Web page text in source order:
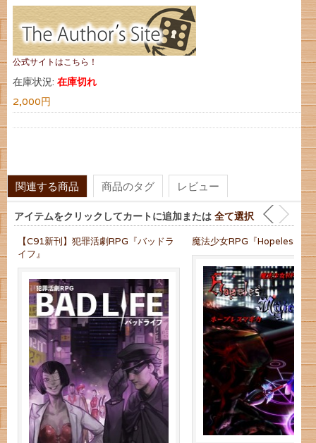
公式サイトはこちら！
在庫状況:在庫切れ
2,000円
関連する商品 商品のタグ レビュー
アイテムをクリックしてカートに追加または 全て選択
【C91新刊】犯罪活劇RPG『バッドラ
イフ』
魔法少女RPG『Hopeless